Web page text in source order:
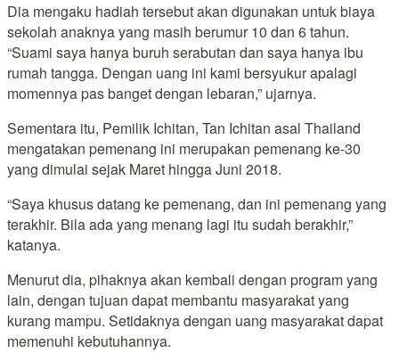
Dia mengaku hadiah tersebut akan digunakan untuk biaya
sekolah anaknya yang masih berumur 10 dan 6 tahun.
“Suami saya hanya buruh serabutan dan saya hanya ibu
rumah tangga. Dengan uang ini kami bersyukur apalagi
momennya pas banget dengan lebaran,” ujarnya.
Sementara itu, Pemilik Ichitan, Tan Ichitan asal Thailand
mengatakan pemenang ini merupakan pemenang ke-30
yang dimulai sejak Maret hingga Juni 2018.
“Saya khusus datang ke pemenang, dan ini pemenang yang
terakhir. Bila ada yang menang lagi itu sudah berakhir,”
katanya.
Menurut dia, pihaknya akan kembali dengan program yang
lain, dengan tujuan dapat membantu masyarakat yang
kurang mampu. Setidaknya dengan uang masyarakat dapat
memenuhi kebutuhannya.